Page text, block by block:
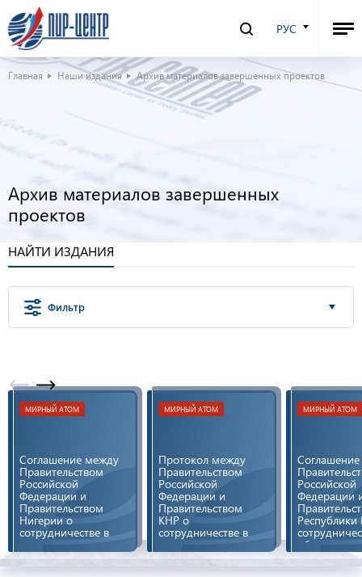
РУС
Главная Наши издания Архив материалов завершенных проектов
Архив материалов завершенных
проектов
НАЙТИ ИЗДАНИЯ
Фильтр
МИРНЫЙ АТОМ
Соглашение между
Правительством
Российской
Федерации и
Правительством
Нигерии о
сотрудничестве в
проектировании,
сооружении,
МИРНЫЙ АТОМ
Протокол между
Правительством
Российской
Федерации и
Правительством
КНР о
сотрудничестве в
сооружении на
территории КНР
энергоблоков № 3 и
МИРНЫЙ АТОМ
Российской
Федерации
области
атомной